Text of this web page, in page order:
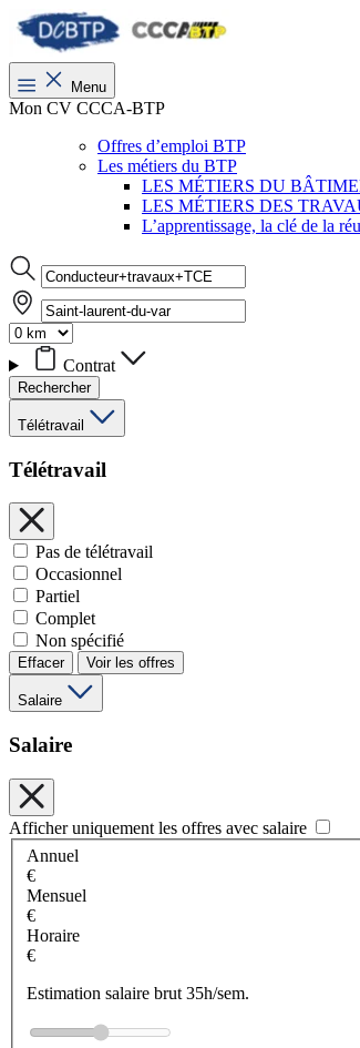
Menu
Mon CV CCCA-BTP
Offres d’emploi BTP
Les métiers du BTP
LES MÉTIERS DU
LES MÉTIERS DES
L’apprentissage, la clé de la
Contrat
Rechercher
Télétravail
Télétravail
Pas de télétravail
Occasionnel
Partiel
Complet
Non spécifié
Effacer Voir les offres
Salaire
Salaire
Afficher uniquement les offres avec salaire
Annuel
€
Mensuel
€
Horaire
€
Estimation salaire brut 35h/sem.